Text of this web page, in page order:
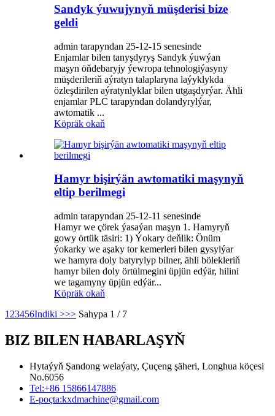
Sandyk ýuwujynyň müşderisi bize
geldi
admin tarapyndan 25-12-15 senesinde
Enjamlar bilen tanyşdyryş Sandyk ýuwýan
maşyn öňdebaryjy ýewropa tehnologiýasyny
müşderileriň aýratyn talaplaryna laýyklykda
özleşdirilen aýratynlyklar bilen utgaşdyrýar. Ähli
enjamlar PLC tarapyndan dolandyrylýar,
awtomatik ...
Köpräk okaň
Hamyr bişirýän awtomatiki maşynyň
eltip berilmegi
admin tarapyndan 25-12-11 senesinde
Hamyr we çörek ýasaýan maşyn 1. Hamyryň
gowy örtük täsiri: 1) Ýokary deňlik: Önüm
ýokarky we aşaky tor kemerleri bilen gysylýar
we hamyra doly batyrylyp bilner, ähli bölekleriň
hamyr bilen doly örtülmegini üpjün edýär, hilini
we tagamyny üpjün edýär...
Köpräk okaň
1 23456Indiki >>> Sahypa 1 / 7
BIZ BILEN HABARLAŞYŇ
Hytaýyň Şandong welaýaty, Çuçeng şäheri, Longhua köçesi
No.6056
Tel:+86 15866147886
E-poçta:kxdmachine@gmail.com